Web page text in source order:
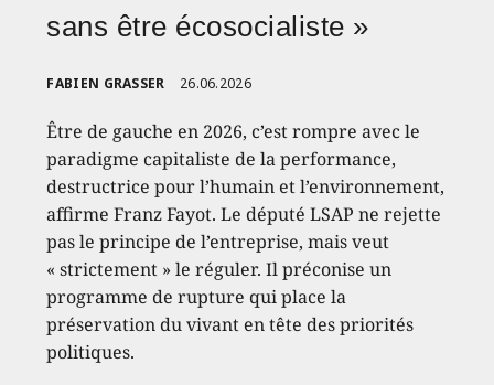
sans être écosocialiste »
FABIEN GRASSER 26.06.2026
Être de gauche en 2026, c’est rompre avec le
paradigme capitaliste de la performance,
destructrice pour l’humain et l’environnement,
affirme Franz Fayot. Le député LSAP ne rejette
pas le principe de l’entreprise, mais veut
« strictement » le réguler. Il préconise un
programme de rupture qui place la
préservation du vivant en tête des priorités
politiques.